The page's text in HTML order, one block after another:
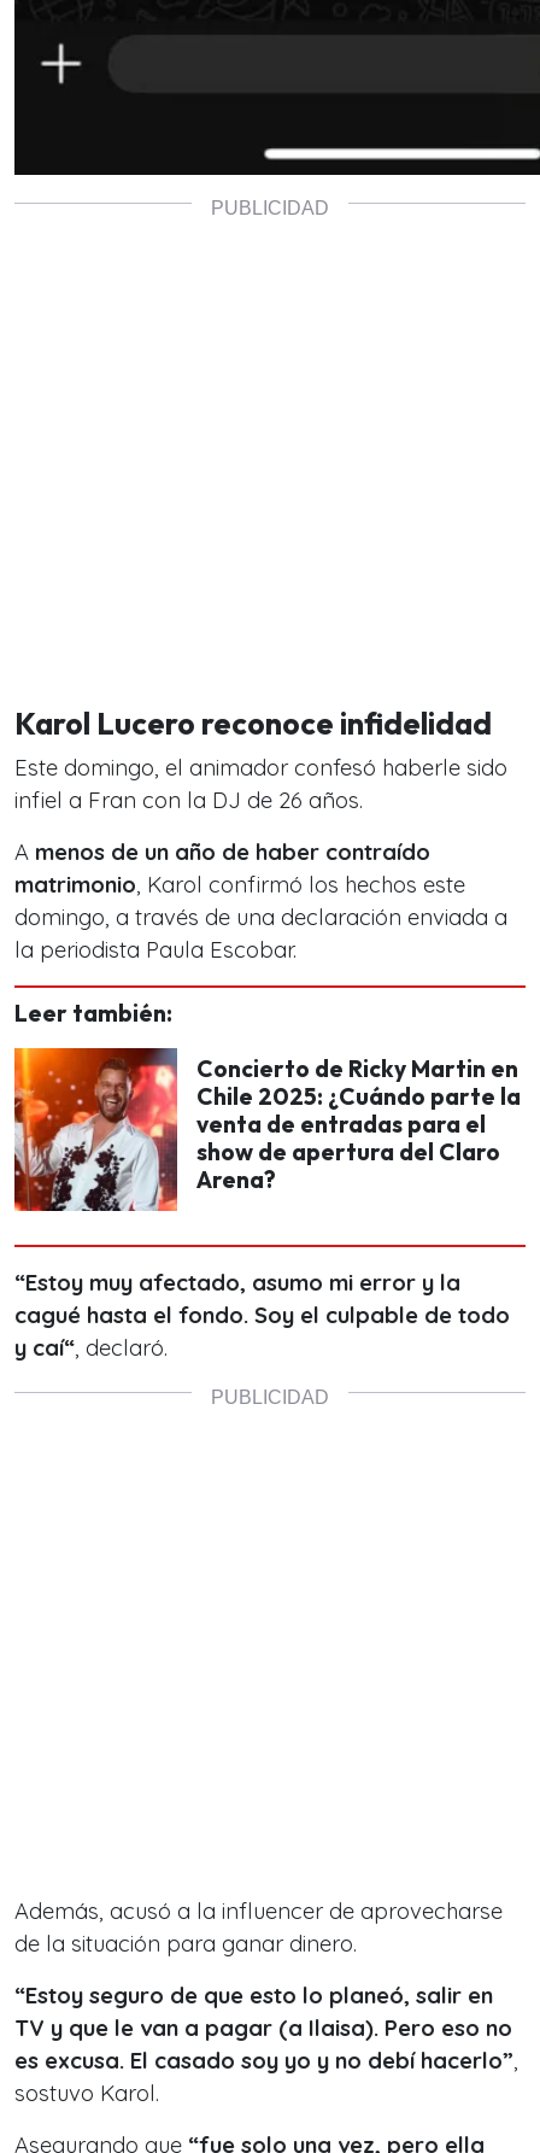
Karol Lucero reconoce infidelidad
Este domingo, el animador confesó haberle sido
infiel a Fran con la DJ de 26 años.
A menos de un año de haber contraído
matrimonio , Karol confirmó los hechos este
domingo, a través de una declaración enviada a
la periodista Paula Escobar.
Leer también:
Concierto de Ricky Martin en
Chile 2025: ¿Cuándo parte la
venta de entradas para el
show de apertura del Claro
Arena?
“Estoy muy afectado, asumo mi error y la
cagué hasta el fondo. Soy el culpable de todo
y caí“ , declaró.
Además, acusó a la influencer de aprovecharse
de la situación para ganar dinero.
“Estoy seguro de que esto lo planeó, salir en
TV y que le van a pagar (a Ilaisa). Pero eso no
es excusa. El casado soy yo y no debí hacerlo”
sostuvo Karol.
Asegurando que “fue solo una vez, pero ella